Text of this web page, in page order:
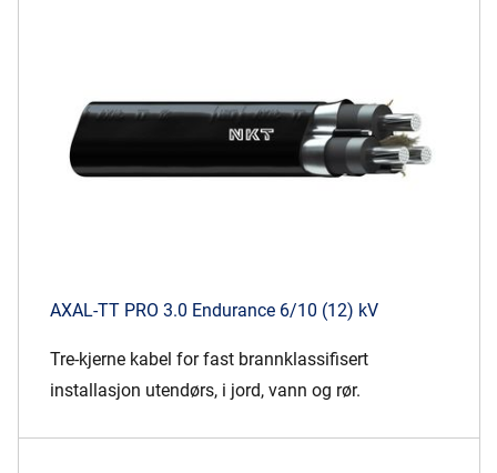
NKT ved første øyekast
Bærekraft
AXAL-TT PRO 3.0 Endurance 6/10 (12) kV
Tre-kjerne kabel for fast brannklassifisert
installasjon utendørs, i jord, vann og rør.